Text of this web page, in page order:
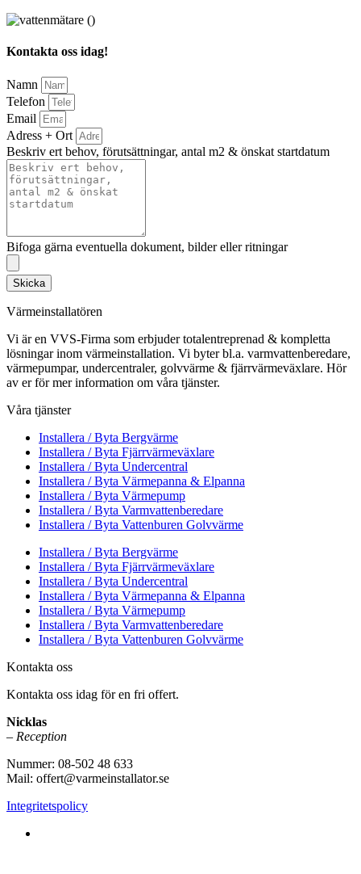
Kontakta oss idag!
Namn
Telefon
Email
Adress + Ort
Beskriv ert behov, förutsättningar, antal m2 & önskat startdatum
Bifoga gärna eventuella dokument, bilder eller ritningar
Skicka
Värmeinstallatören
Vi är en VVS-Firma som erbjuder totalentreprenad & kompletta
lösningar inom värmeinstallation. Vi byter bl.a. varmvattenberedare,
värmepumpar, undercentraler, golvvärme & fjärrvärmeväxlare. Hör
av er för mer information om våra tjänster.
Våra tjänster
Installera / Byta Bergvärme
Installera / Byta Fjärrvärmeväxlare
Installera / Byta Undercentral
Installera / Byta Värmepanna & Elpanna
Installera / Byta Värmepump
Installera / Byta Varmvattenberedare
Installera / Byta Vattenburen Golvvärme
Installera / Byta Bergvärme
Installera / Byta Fjärrvärmeväxlare
Installera / Byta Undercentral
Installera / Byta Värmepanna & Elpanna
Installera / Byta Värmepump
Installera / Byta Varmvattenberedare
Installera / Byta Vattenburen Golvvärme
Kontakta oss
Kontakta oss idag för en fri offert.
Nicklas
– Reception
Nummer: 08-502 48 633
Mail: offert@varmeinstallator.se
Integritetspolicy